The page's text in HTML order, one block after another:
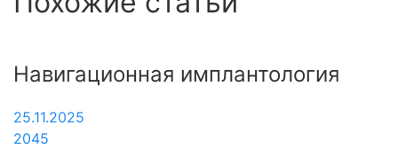
Навигационная имплантология
25.11.2025
2045